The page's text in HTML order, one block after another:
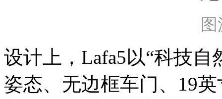
设计上，Lafa5以“科技
姿态、无边框车门、19